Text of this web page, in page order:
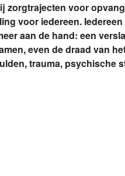
zorgtrajecten voor
voor iedereen.
aan de hand: een
even de draad van
trauma, psychische